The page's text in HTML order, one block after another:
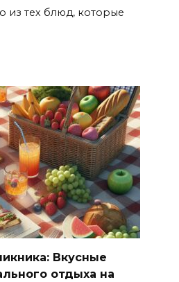
из тех блюд, которые
Вкусные
отдыха на